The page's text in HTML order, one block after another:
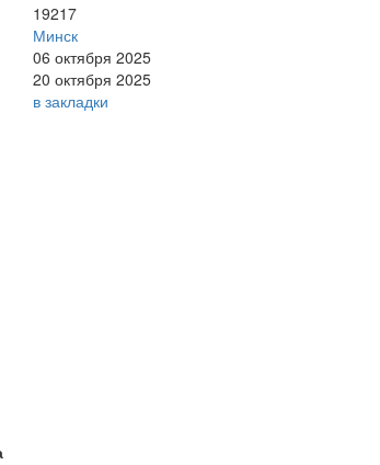
19217
Минск
06 октября 2025
20 октября 2025
в закладки